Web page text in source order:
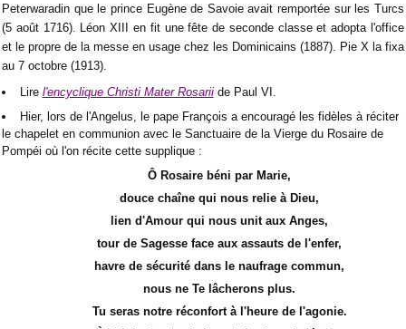
Peterwaradin que le prince Eugène de Savoie avait remportée sur les Turcs
(5 août 1716). Léon XIII en fit une fête de seconde classe et adopta l'office
et le propre de la messe en usage chez les Dominicains (1887). Pie X la fixa
au 7 octobre (1913).
Lire l'encyclique Christi Mater Rosariide Paul VI.
Hier, lors de l'Angelus, le pape François a encouragé les fidèles à réciter
le chapelet en communion avec le Sanctuaire de la Vierge du Rosaire de
Pompéi où l'on récite cette supplique :
Ô Rosaire béni par Marie,
douce chaîne qui nous relie à Dieu,
lien d'Amour qui nous unit aux Anges,
tour de Sagesse face aux assauts de l'enfer,
havre de sécurité dans le naufrage commun,
nous ne Te lâcherons plus.
Tu seras notre réconfort à l'heure de l'agonie.